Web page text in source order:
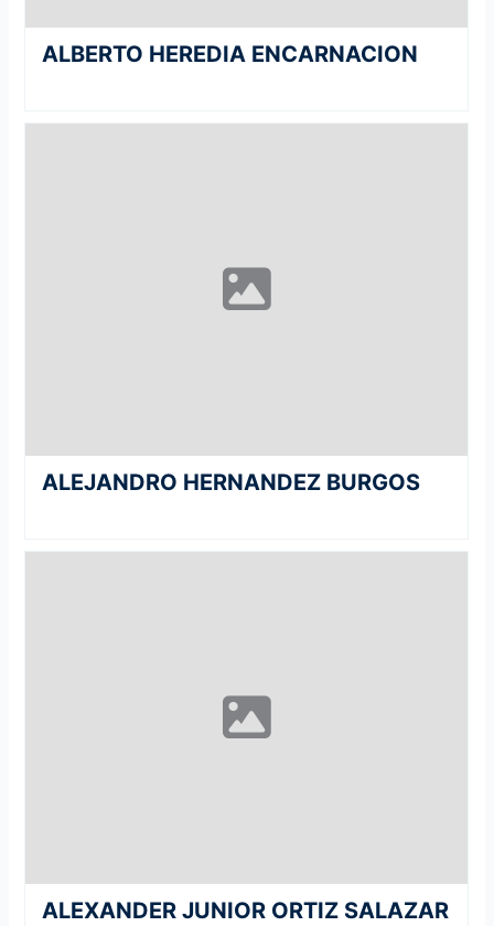
ALBERTO HEREDIA ENCARNACION
ALEJANDRO HERNANDEZ BURGOS
ALEXANDER JUNIOR ORTIZ SALAZAR